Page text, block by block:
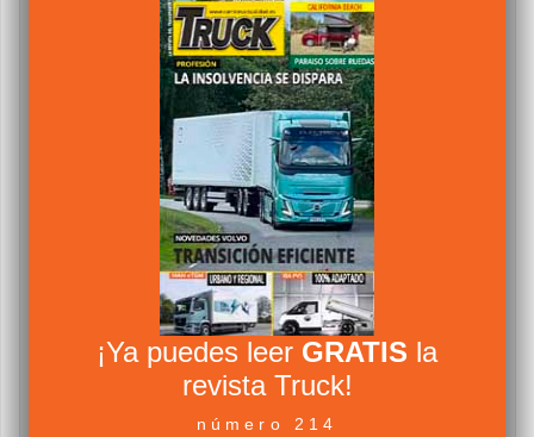
¡Ya puedes leer GRATIS la
revista Truck!
número 214